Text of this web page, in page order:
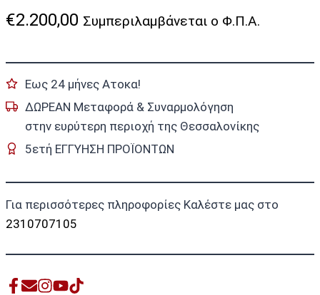
€2.200,00 Συμπεριλαμβάνεται ο Φ.Π.Α.
Εως 24 μήνες Ατοκα!
ΔΩΡΕΑΝ Μεταφορά & Συναρμολόγηση
στην ευρύτερη περιοχή της Θεσσαλονίκης
5ετή ΕΓΓΥΗΣΗ ΠΡΟΪΟΝΤΩΝ
Για περισσότερες πληροφορίες Καλέστε μας στο
2310707105